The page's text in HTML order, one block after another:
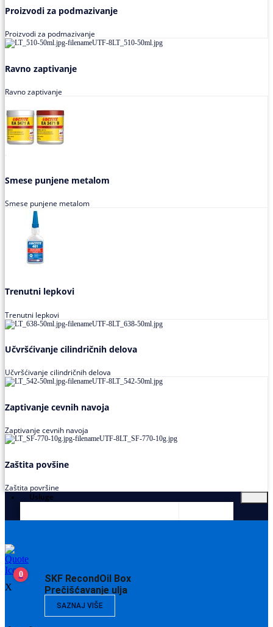
Proizvodi za podmazivanje
Proizvodi za podmazivanje
Ravno zaptivanje
Ravno zaptivanje
Smese punjene metalom
Smese punjene metalom
Trenutni lepkovi
Trenutni lepkovi
Učvršćivanje cilindričnih delova
Učvršćivanje cilindričnih delova
Zaptivanje cevnih navoja
Zaptivanje cevnih navoja
Zaštita povšine
Zaštita površine
Usluge
SKF RecondOil Box
Prečišćavanje ulja
SAZNAJ VIŠE
0
X